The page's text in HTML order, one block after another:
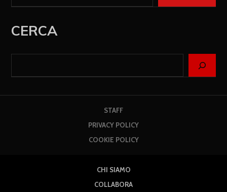
CERCA
STAFF
PRIVACY POLICY
COOKIE POLICY
CHI SIAMO
COLLABORA